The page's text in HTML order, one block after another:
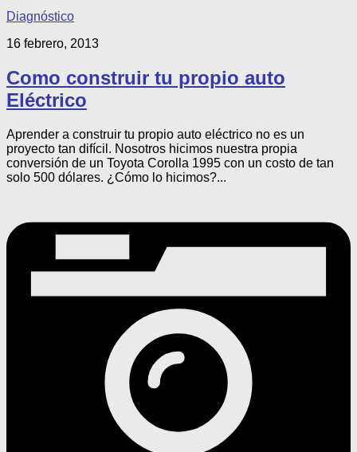
Diagnóstico
16 febrero, 2013
Como construir tu propio auto
Eléctrico
Aprender a construir tu propio auto eléctrico no es un
proyecto tan difícil. Nosotros hicimos nuestra propia
conversión de un Toyota Corolla 1995 con un costo de tan
solo 500 dólares. ¿Cómo lo hicimos?...